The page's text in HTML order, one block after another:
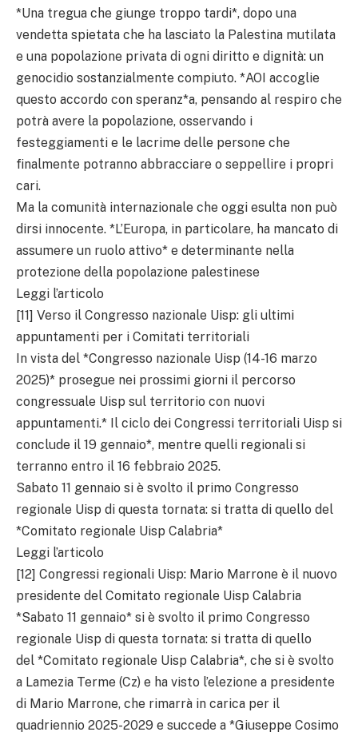
*Una tregua che giunge troppo tardi*, dopo una
vendetta spietata che ha lasciato la Palestina mutilata
e una popolazione privata di ogni diritto e dignità: un
genocidio sostanzialmente compiuto. *AOI accoglie
questo accordo con speranz*a, pensando al respiro che
potrà avere la popolazione, osservando i
festeggiamenti e le lacrime delle persone che
finalmente potranno abbracciare o seppellire i propri
cari.
Ma la comunità internazionale che oggi esulta non può
dirsi innocente. *L’Europa, in particolare, ha mancato di
assumere un ruolo attivo* e determinante nella
protezione della popolazione palestinese
Leggi l’articolo
[11] Verso il Congresso nazionale Uisp: gli ultimi
appuntamenti per i Comitati territoriali
In vista del *Congresso nazionale Uisp (14-16 marzo
2025)* prosegue nei prossimi giorni il percorso
congressuale Uisp sul territorio con nuovi
appuntamenti.* Il ciclo dei Congressi territoriali Uisp si
conclude il 19 gennaio*, mentre quelli regionali si
terranno entro il 16 febbraio 2025.
Sabato 11 gennaio si è svolto il primo Congresso
regionale Uisp di questa tornata: si tratta di quello del
*Comitato regionale Uisp Calabria*
Leggi l’articolo
[12] Congressi regionali Uisp: Mario Marrone è il nuovo
presidente del Comitato regionale Uisp Calabria
*Sabato 11 gennaio* si è svolto il primo Congresso
regionale Uisp di questa tornata: si tratta di quello
del *Comitato regionale Uisp Calabria*, che si è svolto
a Lamezia Terme (Cz) e ha visto l’elezione a presidente
di Mario Marrone, che rimarrà in carica per il
quadriennio 2025-2029 e succede a *Giuseppe Cosimo